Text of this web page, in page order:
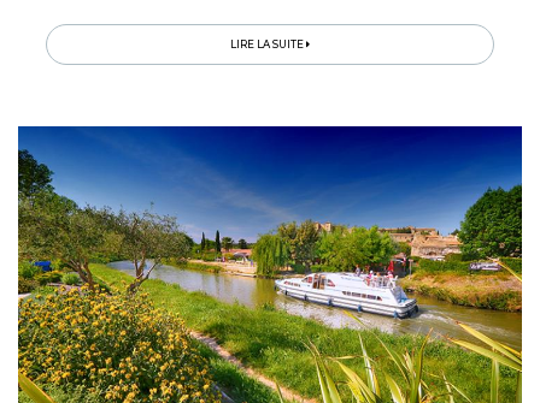
balades vigneronnes, expos, reconstitutions
médiévales… Pour vous loger, voici deux bonnes
les vacances d’été!
LIRE LA SUITE